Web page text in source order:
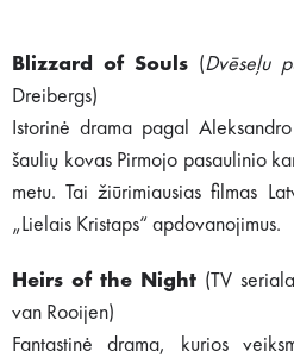
Blizzard of Souls (Dvēseļu
Dreibergs)
Istorinė drama pagal
šaulių kovas Pirmojo pasaulinio
metu. Tai žiūrimiausias filmas
„Lielais Kristaps“ apdovanojimus.
Heirs of the Night (TV
van Rooijen)
Fantastinė drama, kurios